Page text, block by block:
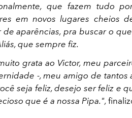
que fazem tudo
em novos lugares cheios
de aparências, pra buscar o
que sempre fiz.
grata ao Victor, meu
-, meu amigo de tantos
seja feliz, desejo ser feliz e
que é a nossa Pipa.",